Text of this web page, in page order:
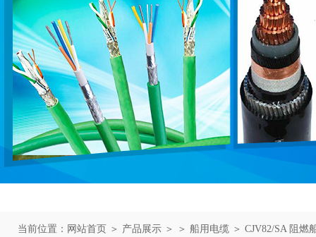
当前位置： 网站首页 ＞ 产品展示 ＞ ＞ 船用电缆 ＞ CJV82/SA 阻燃